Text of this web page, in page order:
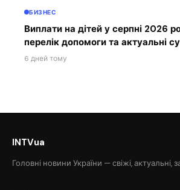
БИЗНЕС
Виплати на дітей у серпні 2026
перелік допомоги та актуальні
6 дней тому
INTVua
Головні новини України — свіжі, актуальні,